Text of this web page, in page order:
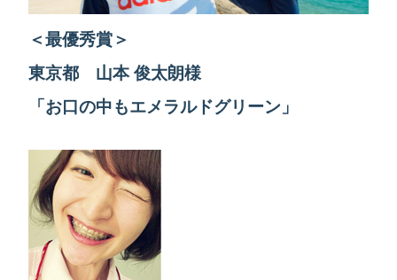
＜最優秀賞＞
東京都 山本 俊太朗様
「お口の中もエメラルドグリーン」